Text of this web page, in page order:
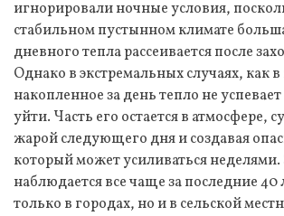
игнорировали ночные условия,
стабильном пустынном климате
дневного тепла рассеивается после
Однако в экстремальных случаях, как в
накопленное за день тепло не
уйти. Часть его остается в атмосфере,
жарой следующего дня и создавая
который может усиливаться
наблюдается все чаще за последние 40
только в городах, но и в сельской